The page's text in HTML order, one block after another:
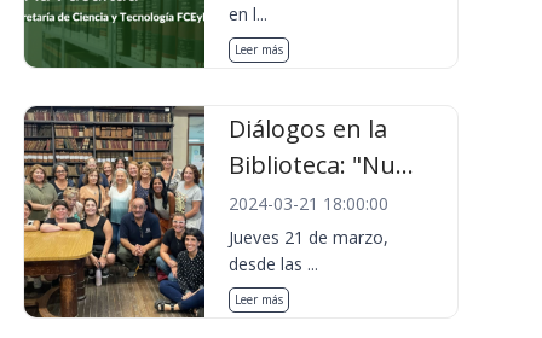
en l...
Leer más
Diálogos en la
Biblioteca: "Nu...
2024-03-21 18:00:00
Jueves 21 de marzo,
desde las ...
Leer más